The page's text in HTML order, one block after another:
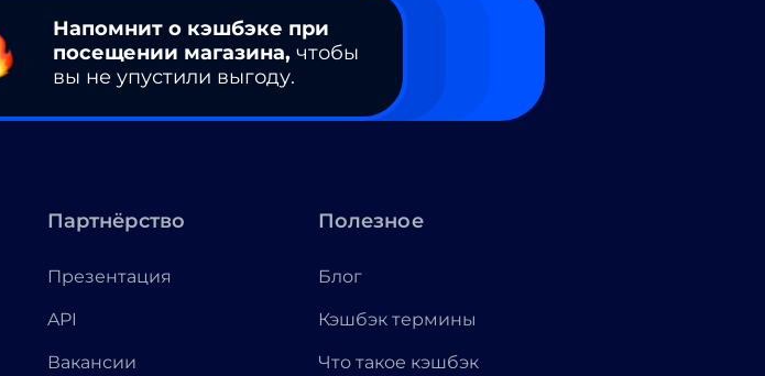
Напомнит о кэшбэке при
посещении магазина, чтобы
вы не упустили выгоду.
Партнёрство
Презентация
API
Вакансии
Полезное
Блог
Кэшбэк термины
Что такое кэшбэк